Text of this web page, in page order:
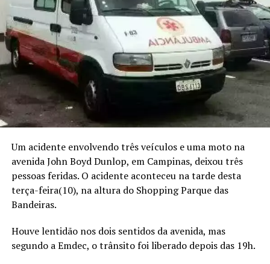
Um acidente envolvendo três veículos e uma moto na
avenida John Boyd Dunlop, em Campinas, deixou três
pessoas feridas. O acidente aconteceu na tarde desta
terça-feira(10), na altura do Shopping Parque das
Bandeiras.
Houve lentidão nos dois sentidos da avenida, mas
segundo a Emdec, o trânsito foi liberado depois das 19h.